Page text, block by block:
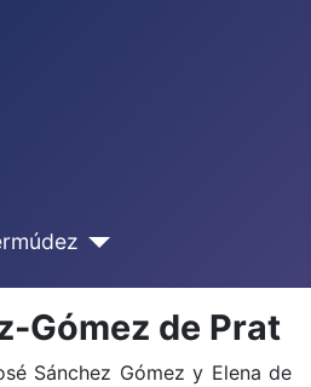
Gómez de Prat
Sánchez Gómez y Elena de